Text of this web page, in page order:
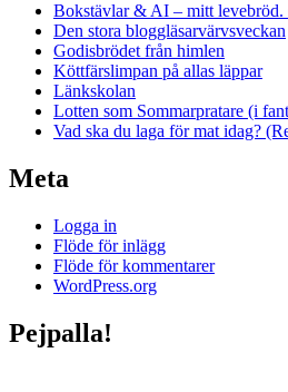
Bokstävlar & AI – mitt levebröd.
Den stora bloggläsarvärvsveckan
Godisbrödet från himlen
Köttfärslimpan på allas läppar
Länkskolan
Lotten som Sommarpratare (i
Vad ska du laga för mat idag?
Meta
Logga in
Flöde för inlägg
Flöde för kommentarer
WordPress.org
Pejpalla!